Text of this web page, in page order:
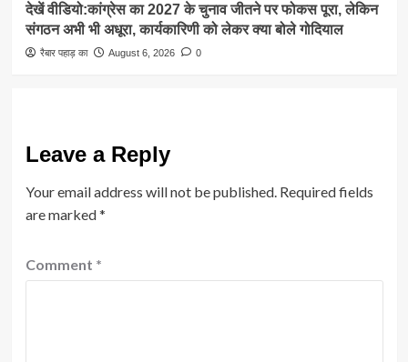
देखें वीडियो:कांग्रेस का 2027 के चुनाव जीतने पर फोकस पूरा, लेकिन
संगठन अभी भी अधूरा, कार्यकारिणी को लेकर क्या बोले गोदियाल
रैबार पहाड़ का August 6, 2026 0
Leave a Reply
Your email address will not be published. Required fields
are marked*
Comment *